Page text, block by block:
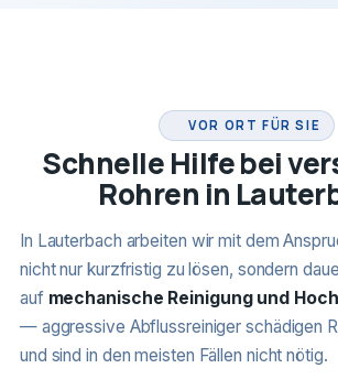
VOR ORT FÜR SIE
Schnelle Hilfe bei
Rohren in
In Lauterbach arbeiten wir mit dem
nicht nur kurzfristig zu lösen, sondern
auf mechanische Reinigung und
— aggressive Abflussreiniger schädigen
und sind in den meisten Fällen nicht nötig.